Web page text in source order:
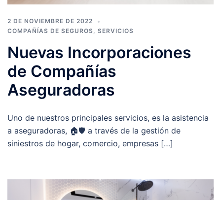
2 DE NOVIEMBRE DE 2022
COMPAÑÍAS DE SEGUROS
SERVICIOS
Nuevas Incorporaciones
de Compañías
Aseguradoras
Uno de nuestros principales servicios, es la asistencia
a aseguradoras, 🏠🛡️ a través de la gestión de
siniestros de hogar, comercio, empresas […]